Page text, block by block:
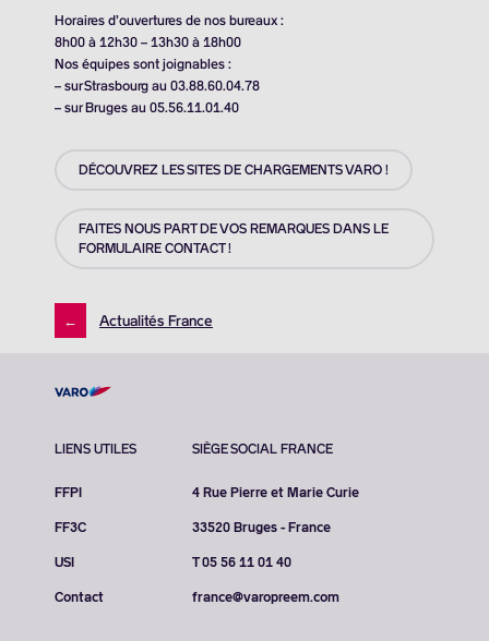
Horaires d’ouvertures de nos bureaux :
8h00 à 12h30 – 13h30 à 18h00
Nos équipes sont joignables :
– sur Strasbourg au 03.88.60.04.78
– sur Bruges au 05.56.11.01.40
DÉCOUVREZ LES SITES DE CHARGEMENTS VARO !
FAITES NOUS PART DE VOS REMARQUES DANS LE
FORMULAIRE CONTACT !
← Actualités France
LIENS UTILES
FFPI
FF3C
USI
Contact
SIÈGE SOCIAL FRANCE
4 Rue Pierre et Marie Curie
33520 Bruges - France
T 05 56 11 01 40
france@varopreem.com